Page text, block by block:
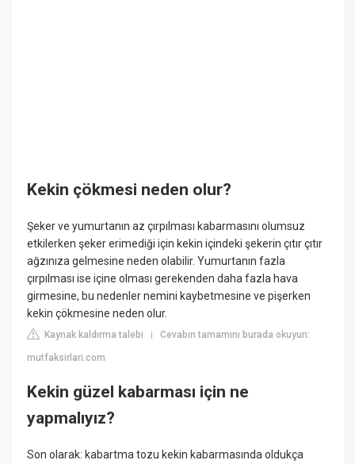
Kekin çökmesi neden olur?
Şeker ve yumurtanın az çırpılması kabarmasını olumsuz
etkilerken şeker erimediği için kekin içindeki şekerin çıtır çıtır
ağzınıza gelmesine neden olabilir. Yumurtanın fazla
çırpılması ise içine olması gerekenden daha fazla hava
girmesine, bu nedenler nemini kaybetmesine ve pişerken
kekin çökmesine neden olur.
Kaynak kaldırma talebi |Cevabın tamamını burada okuyun:
mutfaksirlari.com
Kekin güzel kabarması için ne
yapmalıyız?
Son olarak: kabartma tozu kekin kabarmasında oldukça